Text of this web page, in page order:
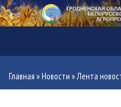
Главная »Новости »Лента